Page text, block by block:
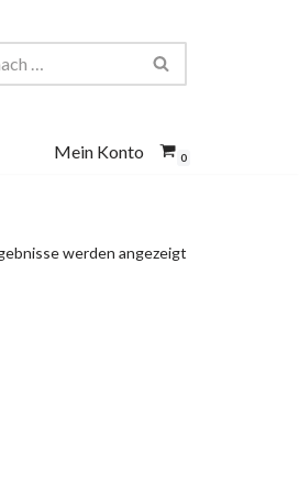
Mein Konto 0
werden angezeigt